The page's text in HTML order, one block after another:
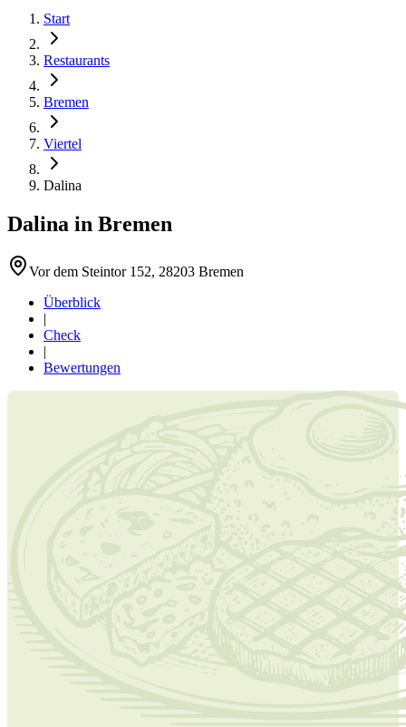
Start
Restaurants
Bremen
Viertel
Dalina
Dalina in Bremen
Vor dem Steintor 152, 28203 Bremen
Überblick
|
Check
|
Bewertungen